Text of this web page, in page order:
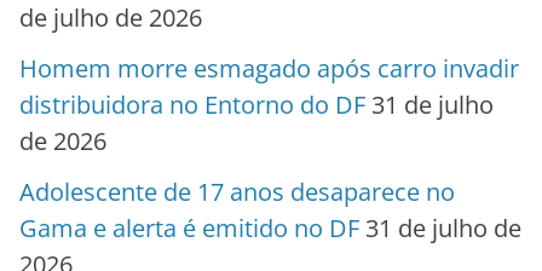
de julho de 2026
Homem morre esmagado após carro invadir
distribuidora no Entorno do DF 31 de julho
de 2026
Adolescente de 17 anos desaparece no
Gama e alerta é emitido no DF 31 de julho de